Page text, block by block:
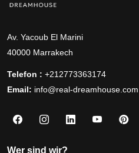
Av. Yacoub El Marini
40000 Marrakech
Telefon : +212773363174
Email: info@real-dreamhouse.com
Wer sind wir?